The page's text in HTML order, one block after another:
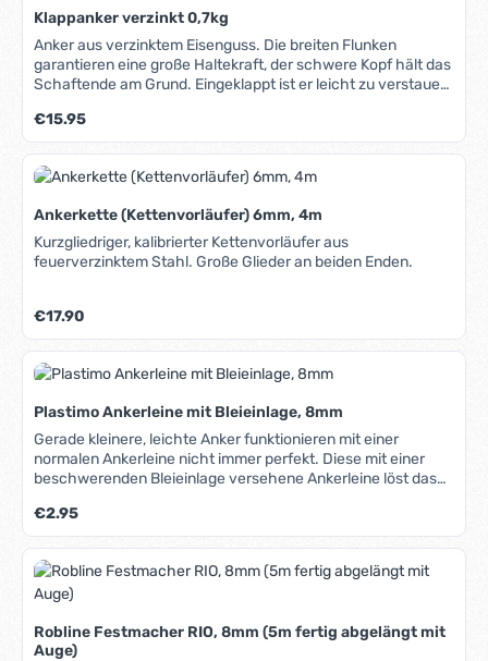
Klappanker verzinkt 0,7kg
Anker aus verzinktem Eisenguss. Die breiten Flunken
garantieren eine große Haltekraft, der schwere Kopf hält das
Schaftende am Grund. Eingeklappt ist er leicht zu verstauen
Regulärer Preis:
€15.95
Ankerkette (Kettenvorläufer) 6mm, 4m
Kurzgliedriger, kalibrierter Kettenvorläufer aus
feuerverzinktem Stahl. Große Glieder an beiden Enden.
Regulärer Preis:
€17.90
Plastimo Ankerleine mit Bleieinlage, 8mm
Gerade kleinere, leichte Anker funktionieren mit einer
normalen Ankerleine nicht immer perfekt. Diese mit einer
beschwerenden Bleieinlage versehene Ankerleine löst das
Ankergrund empfehlen wir einen zusätzlichen
Kettenvorläufer (siehe unten). Hohe Abriebbeständigkeit und
geringe Dehnung, sehr griffig. 3-schäftig geschlagen,
spleissbar.
Regulärer Preis:
€2.95
Robline Festmacher RIO, 8mm (5m fertig abgelängt mit
Auge)